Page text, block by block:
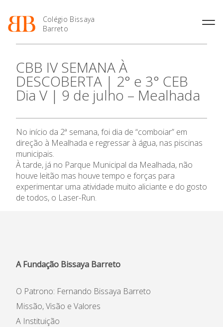
Colégio Bissaya
Barreto
O Colégio
Projeto Educativo
Organização
Colaboradores Docentes
Instalações
Ofertas de emprego
Regulamentos
Jornal “O Coreto”
Privacidade
Oferta Formativa
Enriquecimento Curricular
Oferta Curricular
Atividades Extracurriculares
Atividades de Interrupção
Letiva
Academia de LínguasEnsino Profissional
Profissionais
Matrículas
Horários e Manuais
Termalismo
Curso de Técnico/a de Apoio
à Família e à Comunidade
Ofertas de Emprego
Ano Letivo
2027
Calendários
Portal do Professor
de Educação
SIGE
Secretariado de Exames
Admissão
APEE
Notícias
CBB IV SEMANA À
DESCOBERTA | 2° e 3° CEB
Dia V | 9 de julho – Mealhada
No início da 2ª semana, foi dia de “comboiar” em
direção à Mealhada e regressar à água, nas piscinas
municipais.
À tarde, já no Parque Municipal da Mealhada, não
houve leitão mas houve tempo e forças para
experimentar uma atividade muito aliciante e do gosto
de todos, o Laser-Run.
A Fundação Bissaya Barreto
O Patrono: Fernando Bissaya Barreto
Missão, Visão e Valores
A Instituição